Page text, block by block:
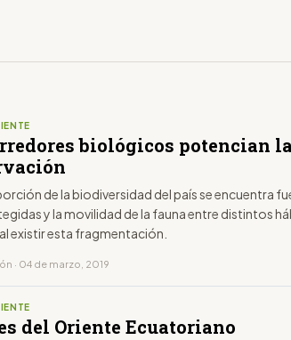
biológicos potencian la
de la biodiversidad del país se encuentra
y la movilidad de la fauna entre distintos
existir esta fragmentación.
· 04 de marzo, 2019
del Oriente Ecuatoriano